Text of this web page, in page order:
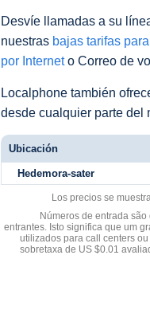
Desvíe llamadas a su
nuestras bajas tarifas
por Interneto Correo de
Localphone también
desde cualquier parte del
Ubicación
Hedemora-sater
Los precios se
Números de entrada
entrantes. Isto significa que um
utilizados para call centers
sobretaxa de US $0.01